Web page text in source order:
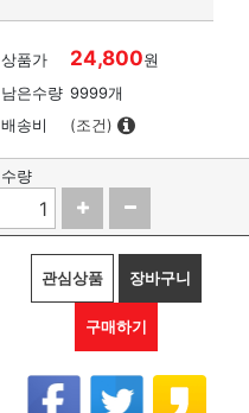
상품가 24,800원
남은수량 9999개
배송비
(조건)
수량
관심상품 장바구니
구매하기